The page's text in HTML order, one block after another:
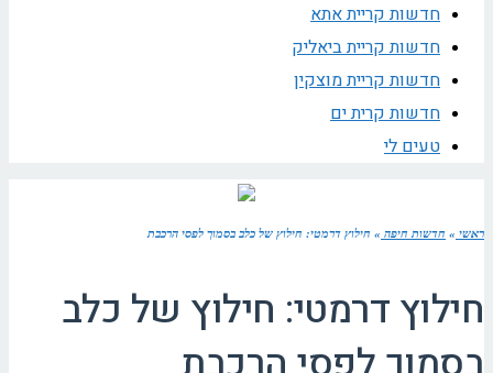
חדשות קריית אתא
חדשות קריית ביאליק
חדשות קריית מוצקין
חדשות קרית ים
טעים לי
ראשי » חדשות חיפה » חילוץ דרמטי: חילוץ של כלב בסמוך לפסי הרכבת
חילוץ דרמטי: חילוץ של כלב